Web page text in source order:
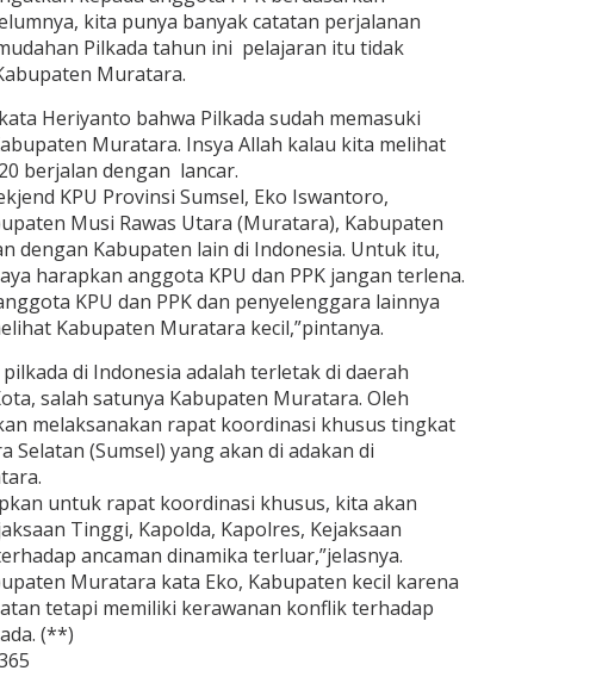
kita punya banyak catatan perjalanan
Pilkada tahun ini pelajaran itu tidak
Muratara.
Heriyanto bahwa Pilkada sudah memasuki
Muratara. Insya Allah kalau kita melihat
berjalan dengan lancar.
KPU Provinsi Sumsel, Eko Iswantoro,
Musi Rawas Utara (Muratara), Kabupaten
dengan Kabupaten lain di Indonesia. Untuk itu,
harapkan anggota KPU dan PPK jangan terlena.
KPU dan PPK dan penyelenggara lainnya
Kabupaten Muratara kecil,”pintanya.
di Indonesia adalah terletak di daerah
salah satunya Kabupaten Muratara. Oleh
melaksanakan rapat koordinasi khusus tingkat
Selatan (Sumsel) yang akan di adakan di
untuk rapat koordinasi khusus, kita akan
Tinggi, Kapolda, Kapolres, Kejaksaan
ancaman dinamika terluar,”jelasnya.
Muratara kata Eko, Kabupaten kecil karena
tetapi memiliki kerawanan konflik terhadap
(**)